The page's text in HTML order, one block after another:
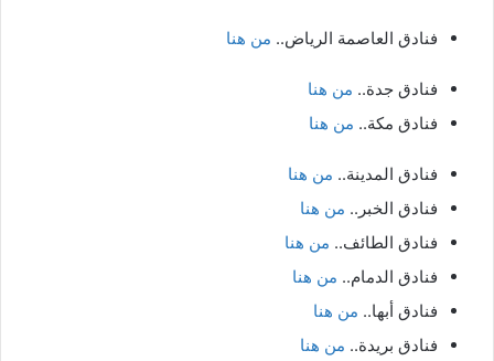
فنادق العاصمة الرياض.. من هنا
فنادق جدة.. من هنا
فنادق مكة.. من هنا
فنادق المدينة.. من هنا
فنادق الخبر.. من هنا
فنادق الطائف.. من هنا
فنادق الدمام.. من هنا
فنادق أبها.. من هنا
فنادق بريدة.. من هنا